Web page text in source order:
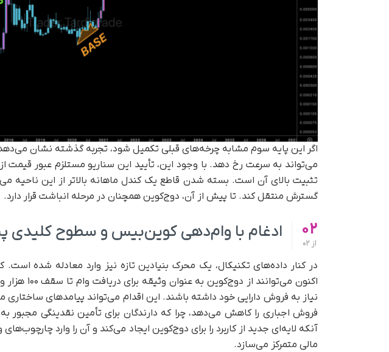
اگر این پایه سوم مشابه چرخه‌های قبلی تکمیل شود، تجربه گذشته نشان
تثبیت بالای آن است. بسته شدن قاطع یک کندل ماهانه بالاتر از این ناحیه
گسترش منتقل کند. تا پیش از آن، دوج‌کوین همچنان در مرحله انباشت قرار دارد.
02
از
ادغام با وام‌دهی کوین‌بیس و سطوح
در کنار داده‌های تکنیکال، یک محرک بنیادین تازه نیز وارد معادله شده است.
نیاز به فروش دارایی خود داشته باشند. این اقدام می‌تواند پیامدهای
فروش اجباری را کاهش می‌دهد، چرا که دارندگان برای تأمین نقدینگی مجبور
آنکه لایه‌ای جدید از کاربرد را برای دوج‌کوین ایجاد می‌کند و آن را وارد
مالی متمرکز می‌سازد.